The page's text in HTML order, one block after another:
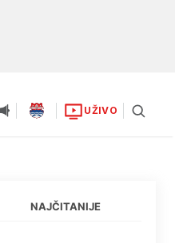
UŽIVO
NAJČITANIJE